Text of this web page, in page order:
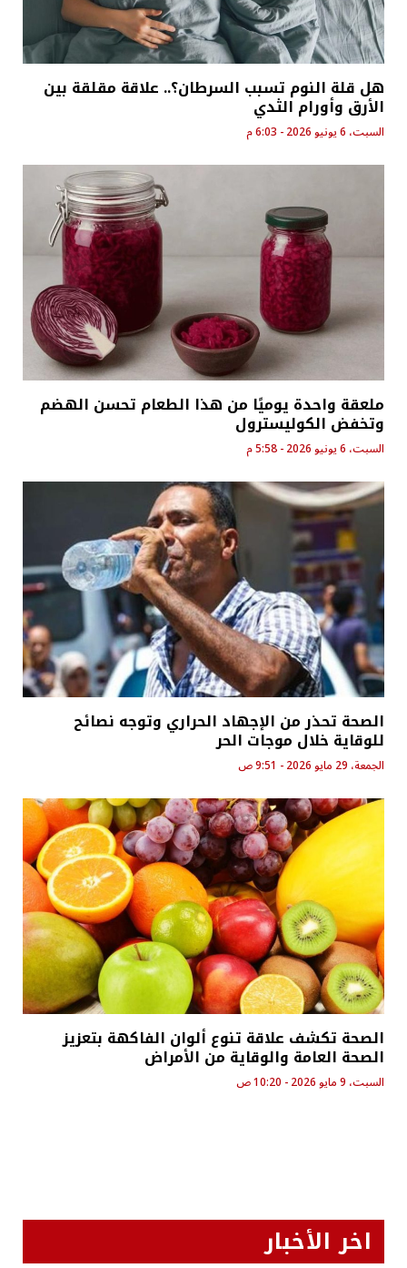
هل قلة النوم تسبب السرطان؟.. علاقة مقلقة بين
الأرق وأورام الثدي
السبت، 6 يونيو 2026 - 6:03 م
ملعقة واحدة يوميًا من هذا الطعام تحسن الهضم
وتخفض الكوليسترول
السبت، 6 يونيو 2026 - 5:58 م
الصحة تحذر من الإجهاد الحراري وتوجه نصائح
للوقاية خلال موجات الحر
الجمعة، 29 مايو 2026 - 9:51 ص
الصحة تكشف علاقة تنوع ألوان الفاكهة بتعزيز
الصحة العامة والوقاية من الأمراض
السبت، 9 مايو 2026 - 10:20 ص
اخر الأخبار